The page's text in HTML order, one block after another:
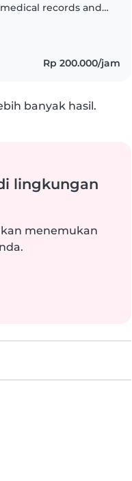
records and
Rp 200.000/jam
banyak hasil.
lingkungan
menemukan